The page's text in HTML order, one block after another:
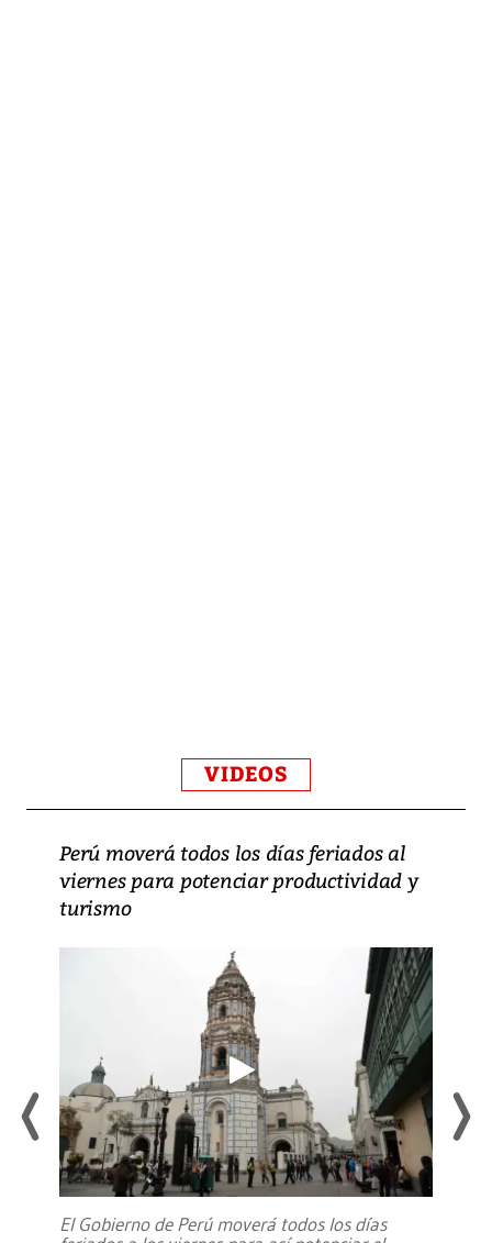
VIDEOS
Perú moverá todos los días feriados al
viernes para potenciar productividad y
turismo
El Gobierno de Perú moverá todos los días